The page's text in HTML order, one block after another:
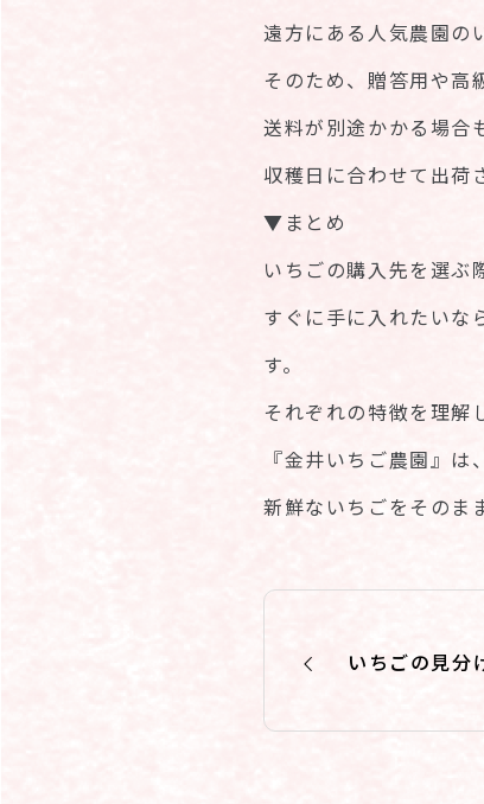
遠方にある人気農園の
そのため、贈答用や高
送料が別途かかる場合
収穫日に合わせて出荷
▼まとめ
いちごの購入先を選ぶ
すぐに手に入れたいな
す。
それぞれの特徴を理解
『金井いちご農園』
新鮮ないちごをそのま
いちごの見分